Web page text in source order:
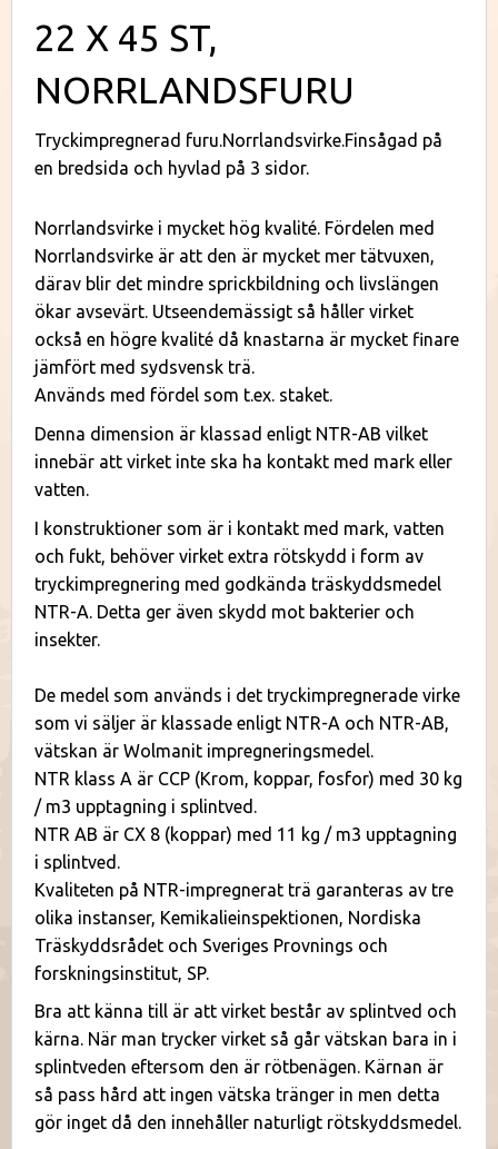
22 X 45 ST,
NORRLANDSFURU
Tryckimpregnerad furu.Norrlandsvirke.Finsågad på
en bredsida och hyvlad på 3 sidor.
Norrlandsvirke i mycket hög kvalité. Fördelen med
Norrlandsvirke är att den är mycket mer tätvuxen,
därav blir det mindre sprickbildning och livslängen
ökar avsevärt. Utseendemässigt så håller virket
också en högre kvalité då knastarna är mycket finare
jämfört med sydsvensk trä.
Används med fördel som t.ex. staket.
Denna dimension är klassad enligt NTR-AB vilket
innebär att virket inte ska ha kontakt med mark eller
vatten.
I konstruktioner som är i kontakt med mark, vatten
och fukt, behöver virket extra rötskydd i form av
tryckimpregnering med godkända träskyddsmedel
NTR-A. Detta ger även skydd mot bakterier och
insekter.
De medel som används i det tryckimpregnerade virke
som vi säljer är klassade enligt NTR-A och NTR-AB,
vätskan är Wolmanit impregneringsmedel.
NTR klass A är CCP (Krom, koppar, fosfor) med 30 kg
/ m3 upptagning i splintved.
NTR AB är CX 8 (koppar) med 11 kg / m3 upptagning
i splintved.
Kvaliteten på NTR-impregnerat trä garanteras av tre
olika instanser, Kemikalieinspektionen, Nordiska
Träskyddsrådet och Sveriges Provnings och
forskningsinstitut, SP.
Bra att känna till är att virket består av splintved och
kärna. När man trycker virket så går vätskan bara in i
splintveden eftersom den är rötbenägen. Kärnan är
så pass hård att ingen vätska tränger in men detta
gör inget då den innehåller naturligt rötskyddsmedel.